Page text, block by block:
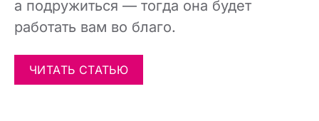
а подружиться — тогда она будет
работать вам во благо.
ЧИТАТЬ СТАТЬЮ